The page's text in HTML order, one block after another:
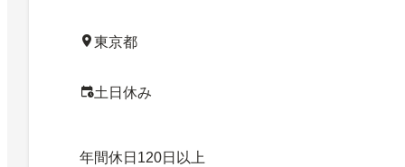
東京都
土日休み
年間休日120日以上